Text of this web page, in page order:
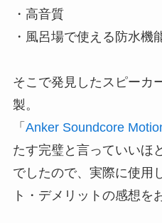
・高音質
・風呂場で使える防水機
そこで発見したスピーカ
製。
「 Anker Soundcore
たす完璧と言っていいほ
でしたので、実際に使用
ト・デメリットの感想を